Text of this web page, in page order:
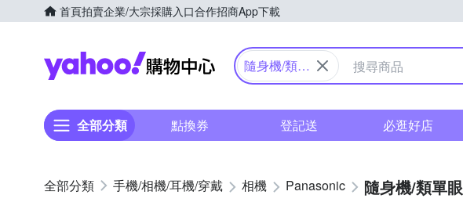
首頁拍賣企業/大宗採購入口合作招商App下載
Yahoo購物中心
隨身機/類單
全部分類 點換券 登記送 必逛好店
手機/相機/耳機/穿戴 相機 Panasonic 隨身機/類單眼